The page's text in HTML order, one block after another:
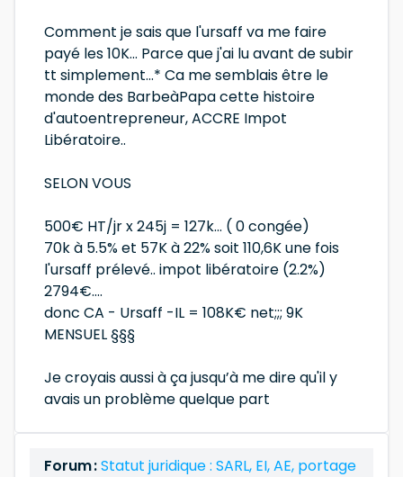
Comment je sais que l'ursaff va me faire
payé les 10K... Parce que j'ai lu avant de subir
tt simplement...* Ca me semblais être le
monde des BarbeàPapa cette histoire
d'autoentrepreneur, ACCRE Impot
Libératoire..
SELON VOUS
500€ HT/jr x 245j = 127k... ( 0 congée)
70k à 5.5% et 57K à 22% soit 110,6K une fois
l'ursaff prélevé.. impot libératoire (2.2%)
2794€....
donc CA - Ursaff -IL = 108K€ net;;; 9K
MENSUEL §§§
Je croyais aussi à ça jusqu’à me dire qu'il y
avais un problème quelque part
Forum :Statut juridique : SARL, EI, AE, portage